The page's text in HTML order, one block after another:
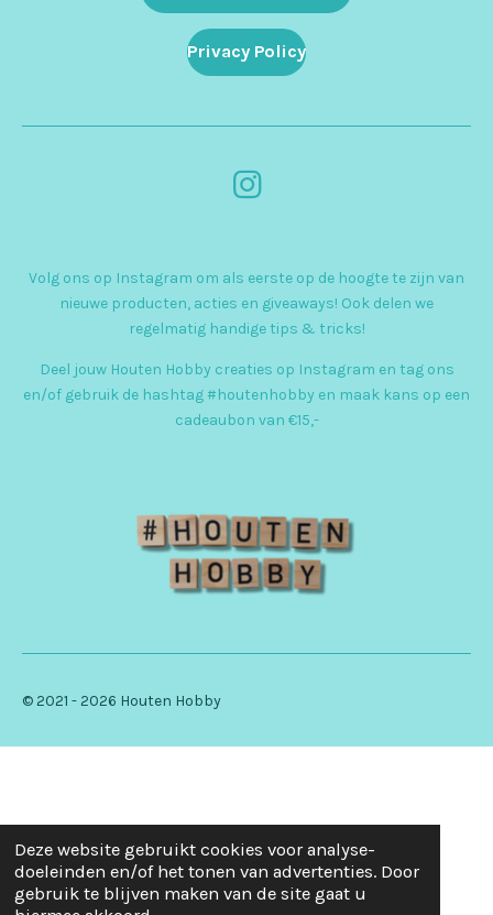
Deze website gebruikt cookies voor analyse-
doeleinden en/of het tonen van advertenties. Door
gebruik te blijven maken van de site gaat u
Privacy Policy
I
t
a
g
r
a
Volg ons op Instagram om als eerste op de hoogte te zijn van
nieuwe producten, acties en giveaways! Ook delen we
regelmatig handige tips & tricks!
Deel jouw Houten Hobby creaties op Instagram en tag ons
en/of gebruik de hashtag #houtenhobby en maak kans op een
cadeaubon van €15,-
© 2021 - 2026 Houten Hobby